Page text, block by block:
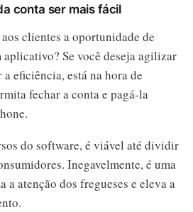
conta ser mais fácil
clientes a oportunidade de
aplicativo? Se você deseja agilizar
eficiência, está na hora de
fechar a conta e pagá-la
do software, é viável até dividir
Inegavelmente, é uma
a atenção dos fregueses e eleva a